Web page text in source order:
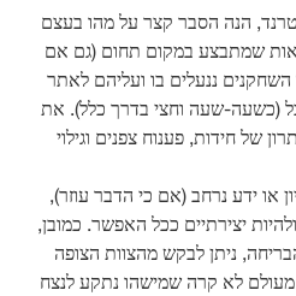
הנה הסבר קצר על מהו בעצם
שמתבצע במקום תחום (גם אם
ננעלים בו ועליהם לאתר
(כשעה-שעה וחצי בדרך כלל). את
של חידות, פענוח צפנים וגילוי
או ידע נרחב (אם כי הדבר עוזר),
יצירתיים ככל האפשר. כמובן,
ניתן לבקש מהצוות הצופה
לא קרה שמישהו נתקע לנצח